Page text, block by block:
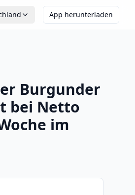
App herunterladen
Burgunder
bei Netto
im